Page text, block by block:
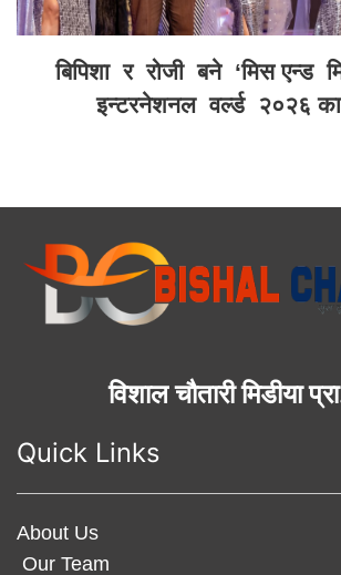
बिपिशा र रोजी बने ‘मिस एन्ड
इन्टरनेशनल वर्ल्ड २०२६ का
विशाल चौतारी मिडीया
Quick Links
About Us
Our Team